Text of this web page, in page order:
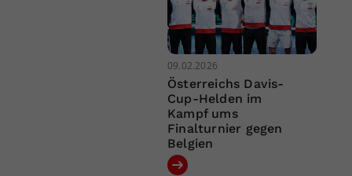
09.02.2026
Österreichs Davis-
Cup-Helden im
Kampf ums
Finalturnier gegen
Belgien